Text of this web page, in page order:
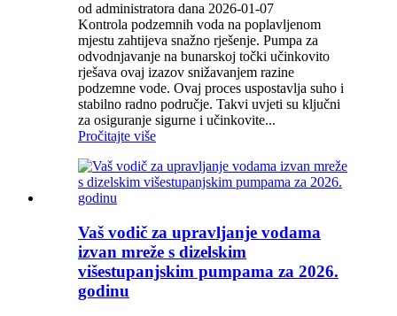
od administratora dana 2026-01-07
Kontrola podzemnih voda na poplavljenom
mjestu zahtijeva snažno rješenje. Pumpa za
odvodnjavanje na bunarskoj točki učinkovito
rješava ovaj izazov snižavanjem razine
podzemne vode. Ovaj proces uspostavlja suho i
stabilno radno područje. Takvi uvjeti su ključni
za osiguranje sigurne i učinkovite...
Pročitajte više
Vaš vodič za upravljanje vodama
izvan mreže s dizelskim
višestupanjskim pumpama za 2026.
godinu